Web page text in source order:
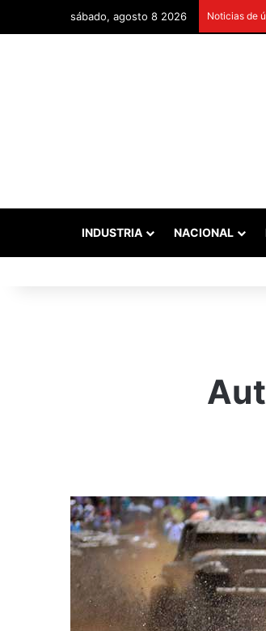
sábado, agosto 8 2026 Noticias de
INDUSTRIA NACIONAL